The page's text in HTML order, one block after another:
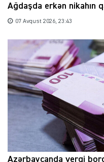
Ağdaşda erkən nikahın
07 Avqust 2026, 23:43
Azərbaycanda vergi